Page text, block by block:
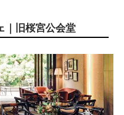
｜旧桜宮公会堂